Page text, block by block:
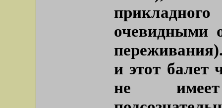
очевидными
и этот балет
не